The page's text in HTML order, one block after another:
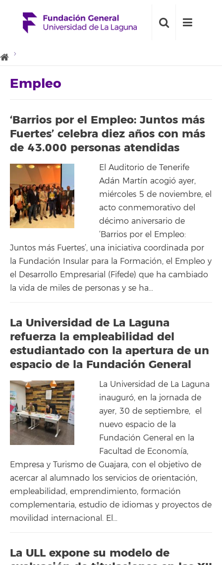
Empleo
‘Barrios por el Empleo: Juntos más
Fuertes’ celebra diez años con más
de 43.000 personas atendidas
El Auditorio de Tenerife
Adán Martín acogió ayer,
miércoles 5 de noviembre, el
acto conmemorativo del
décimo aniversario de
‘Barrios por el Empleo:
Juntos más Fuertes’, una iniciativa coordinada por
la Fundación Insular para la Formación, el Empleo y
el Desarrollo Empresarial (Fifede) que ha cambiado
la vida de miles de personas y se ha…
La Universidad de La Laguna
refuerza la empleabilidad del
estudiantado con la apertura de un
espacio de la Fundación General
La Universidad de La Laguna
inauguró, en la jornada de
ayer, 30 de septiembre, el
nuevo espacio de la
Fundación General en la
Facultad de Economía,
Empresa y Turismo de Guajara, con el objetivo de
acercar al alumnado los servicios de orientación,
empleabilidad, emprendimiento, formación
complementaria, estudio de idiomas y proyectos de
movilidad internacional. El…
La ULL expone su modelo de